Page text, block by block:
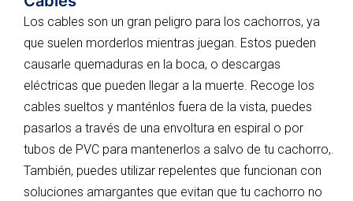
Los cables son un gran peligro para los cachorros, ya
que suelen morderlos mientras juegan. Estos pueden
causarle quemaduras en la boca, o descargas
eléctricas que pueden llegar a la muerte. Recoge los
cables sueltos y manténlos fuera de la vista, puedes
pasarlos a través de una envoltura en espiral o por
tubos de PVC para mantenerlos a salvo de tu cachorro,.
También, puedes utilizar repelentes que funcionan con
soluciones amargantes que evitan que tu cachorro no